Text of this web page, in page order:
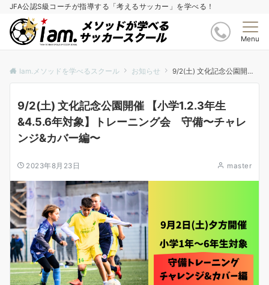
JFA公認S級コーチが指導する「考えるサッカー」を学べる！
Menu
Iam.メソッドを学べるスクール お知らせ 9/2(土) 文化記念公園開催 【小学1.2.3年生&4.5.6年対象】トレーニング会 守備〜チャレンジ&カバー編〜
9/2(土) 文化記念公園開催 【小学1.2.3年生
&4.5.6年対象】トレーニング会 守備〜チャレ
ンジ&カバー編〜
2023年8月23日 master